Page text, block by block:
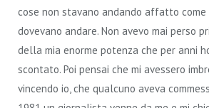
cose non stavano andando affatto come
dovevano andare. Non avevo mai perso
della mia enorme potenza che per anni
scontato. Poi pensai che mi avessero
vincendo io, che qualcuno aveva